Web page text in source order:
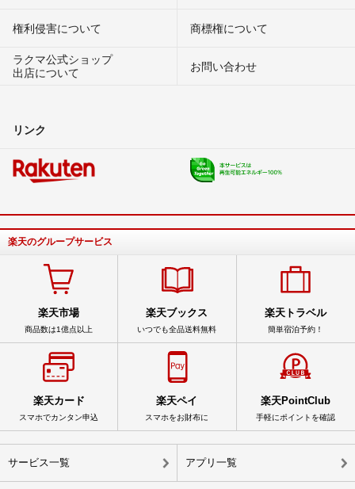
権利侵害について
商標権について
ラクマ公式ショップ
出店について
お問い合わせ
リンク
楽天のグループサービス
楽天市場
商品数は1億点以上
楽天ブックス
いつでも全品送料無料
楽天トラベル
簡単宿泊予約！
楽天カード
スマホでカンタン申込
楽天ペイ
スマホをお財布に
楽天PointClub
手軽にポイントを確認
サービス一覧 アプリ一覧